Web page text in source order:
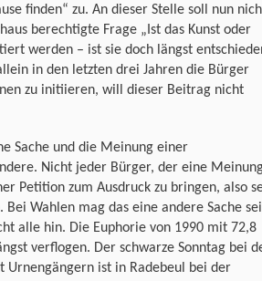
finden“ zu. An dieser Stelle soll nun
berechtigte Frage „Ist das Kunst oder
werden – ist sie doch längst
in den letzten drei Jahren die Bürger
zu initiieren, will dieser Beitrag nicht
Sache und die Meinung einer
Nicht jeder Bürger, der eine
Petition zum Ausdruck zu bringen, also
Wahlen mag das eine andere Sache
alle hin. Die Euphorie von 1990 mit 72,8
verflogen. Der schwarze Sonntag bei
Urnengängern ist in Radebeul bei der